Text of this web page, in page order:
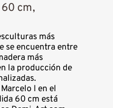
cm,
más
se encuentra entre
más
la producción de
I en el
60 cm está